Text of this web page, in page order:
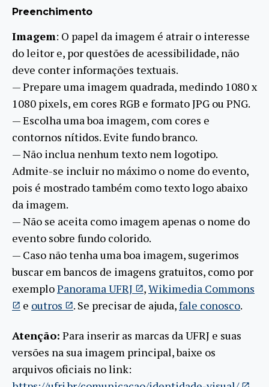
Preenchimento
Imagem: O papel da imagem é atrair o interesse
do leitor e, por questões de acessibilidade, não
deve conter informações textuais.
— Prepare uma imagem quadrada, medindo 1080 x
1080 pixels, em cores RGB e formato JPG ou PNG.
— Escolha uma boa imagem, com cores e
contornos nítidos. Evite fundo branco.
— Não inclua nenhum texto nem logotipo.
Admite-se incluir no máximo o nome do evento,
pois é mostrado também como texto logo abaixo
da imagem.
— Não se aceita como imagem apenas o nome do
evento sobre fundo colorido.
— Caso não tenha uma boa imagem, sugerimos
buscar em bancos de imagens gratuitos, como por
exemploPanorama UFRJ ,Wikimedia Commons
e outros . Se precisar de ajuda,fale conosco.
Atenção: Para inserir as marcas da UFRJ e suas
versões na sua imagem principal, baixe os
arquivos oficiais no link: